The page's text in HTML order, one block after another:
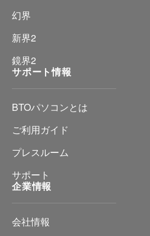
幻界
新界2
鏡界2
サポート情報
BTOパソコンとは
ご利用ガイド
プレスルーム
サポート
企業情報
会社情報